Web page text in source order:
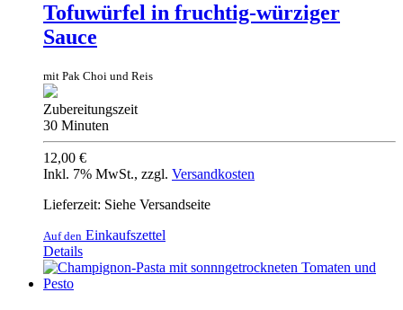
Tofuwürfel in fruchtig-würziger
Sauce
mit Pak Choi und Reis
Zubereitungszeit
30 Minuten
12,00 €
Inkl. 7% MwSt., zzgl. Versandkosten
Lieferzeit: Siehe Versandseite
Auf den Einkaufszettel
Details